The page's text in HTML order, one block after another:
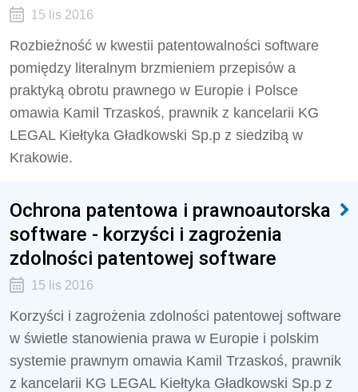
15 lis 2016
Rozbieżność w kwestii patentowalności software
pomiędzy literalnym brzmieniem przepisów a
praktyką obrotu prawnego w Europie i Polsce
omawia Kamil Trzaskoś, prawnik z kancelarii KG
LEGAL Kiełtyka Gładkowski Sp.p z siedzibą w
Krakowie.
Ochrona patentowa i prawnoautorska
software - korzyści i zagrożenia
zdolności patentowej software
15 lis 2016
Korzyści i zagrożenia zdolności patentowej software
w świetle stanowienia prawa w Europie i polskim
systemie prawnym omawia Kamil Trzaskoś, prawnik
z kancelarii KG LEGAL Kiełtyka Gładkowski Sp.p z